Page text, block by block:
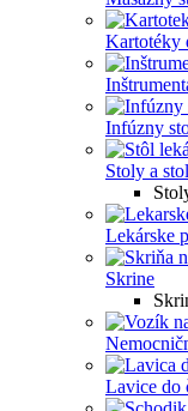
Kartotéky
Infúzny
Stoly a
Lekárske
Skrine
Lavice do